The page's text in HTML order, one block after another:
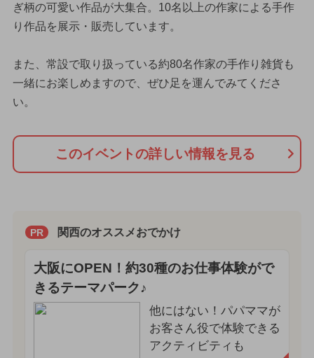
ぎ柄の可愛い作品が大集合。10名以上の作家による手作
り作品を展示・販売しています。
また、常設で取り扱っている約80名作家の手作り雑貨も
一緒にお楽しめますので、ぜひ足を運んでみてくださ
い。
このイベントの詳しい情報を見る
PR 関西のオススメおでかけ
大阪にOPEN！約30種のお仕事体験がで
きるテーマパーク♪
他にはない！パパママが
お客さん役で体験できる
アクティビティも